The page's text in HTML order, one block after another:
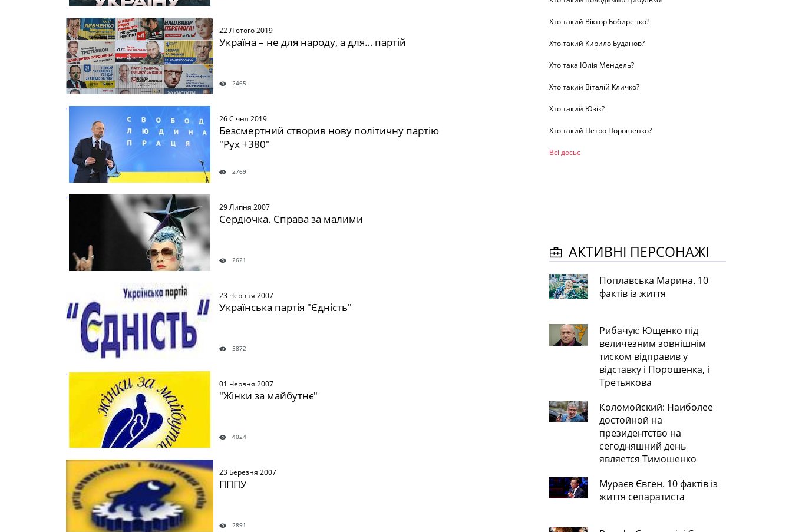
" />
22 Лютого 2019
Україна – не для народу, а для… партій
2465
" />
26 Січня 2019
Безсмертний створив нову політичну партію
"Рух +380"
2769
" />
29 Липня 2007
Сердючка. Справа за малими
2621
23 Червня 2007
Українська партія "Єдність"
5872
" />
01 Червня 2007
"Жінки за майбутнє"
4024
" />
23 Березня 2007
ПППУ
2891
Хто такий Віктор Бобиренко?
Хто такий Кирило Буданов?
Хто така Юлія Мендель?
Хто такий Віталій Кличко?
Хто такий Юзік?
Хто такий Петро Порошенко?
Всі досьє
АКТИВНІ ПЕРСОНАЖІ
Поплавська Марина. 10
фактів із життя
Рибачук: Ющенко під
величезним зовнішнім
тиском відправив у
відставку і Порошенка, і
Третьякова
Коломойский: Наиболее
достойной на
президентство на
сегодняшний день
является Тимошенко
Мураєв Євген. 10 фактів із
життя сепаратиста